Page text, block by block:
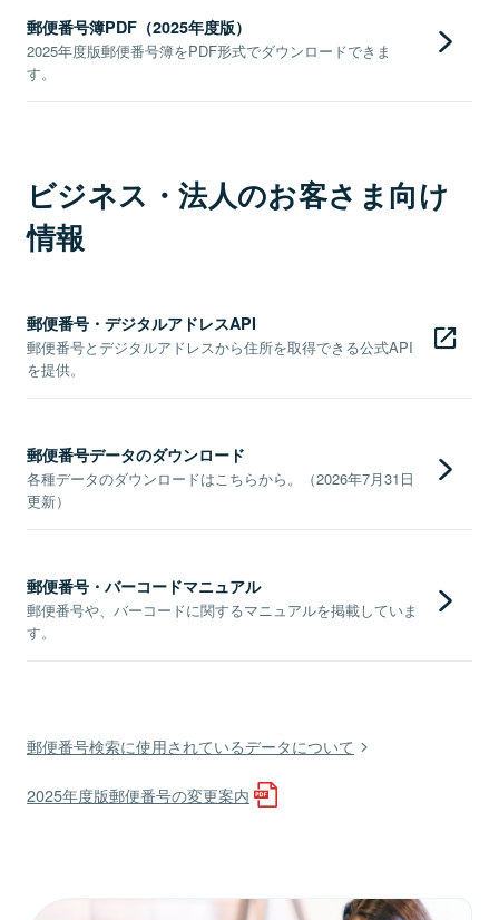
郵便番号簿PDF（2025年度版）
2025年度版郵便番号簿をPDF形式でダウンロードできま
す。
ビジネス・法人のお客さま向け
情報
郵便番号・デジタルアドレスAPI
郵便番号とデジタルアドレスから住所を取得できる公式API
を提供。
郵便番号データのダウンロード
各種データのダウンロードはこちらから。（2026年7月31日
更新）
郵便番号・バーコードマニュアル
郵便番号や、バーコードに関するマニュアルを掲載していま
す。
郵便番号検索に使用されているデータについて
2025年度版郵便番号の変更案内